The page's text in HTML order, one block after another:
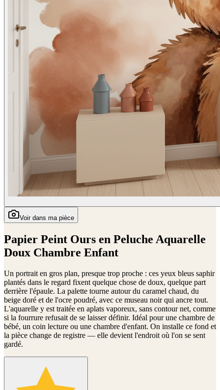
Voir dans ma pièce
Papier Peint Ours en Peluche Aquarelle
Doux Chambre Enfant
Un portrait en gros plan, presque trop proche : ces yeux bleus saphir
plantés dans le regard fixent quelque chose de doux, quelque part
derrière l'épaule. La palette tourne autour du caramel chaud, du
beige doré et de l'ocre poudré, avec ce museau noir qui ancre tout.
L'aquarelle y est traitée en aplats vaporeux, sans contour net, comme
si la fourrure refusait de se laisser définir. Idéal pour une chambre de
bébé, un coin lecture ou une chambre d'enfant. On installe ce fond et
la pièce change de registre — elle devient l'endroit où l'on se sent
gardé.